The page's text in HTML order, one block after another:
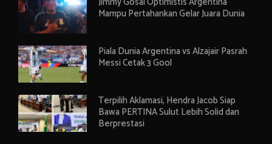
Mampu Pertahankan Gelar Juara Dunia
Piala Dunia Argentina vs Alzajair Pasrah
Messi Cetak 3 Gool
Terpilih Aklamasi, Hendra Jacob Siap
Bawa PERTINA Sulut Lebih Solid dan
Berprestasi